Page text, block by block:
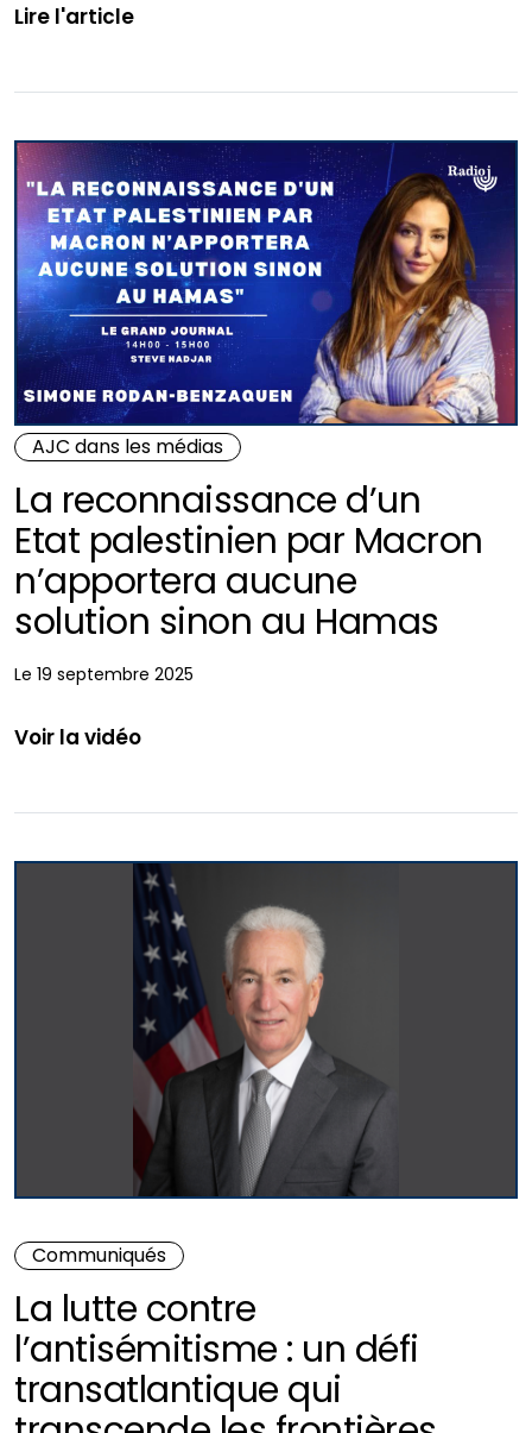
Lire l'article
AJC dans les médias
La reconnaissance d’un
Etat palestinien par Macron
n’apportera aucune
solution sinon au Hamas
Le 19 septembre 2025
Voir la vidéo
Communiqués
La lutte contre
l’antisémitisme : un défi
transatlantique qui